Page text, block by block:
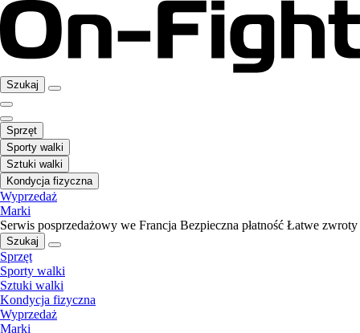
Szukaj
Sprzęt
Sporty walki
Sztuki walki
Kondycja fizyczna
Wyprzedaż
Marki
Serwis posprzedażowy we Francja Bezpieczna płatność Łatwe zwroty
Szukaj
Sprzęt
Sporty walki
Sztuki walki
Kondycja fizyczna
Wyprzedaż
Marki